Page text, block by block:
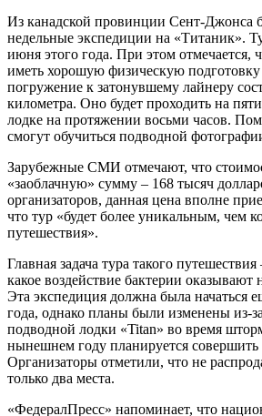
Из канадской провинции Сент-Джонса
недельные экспедиции на «Титаник».
июня этого года. При этом отмечается,
иметь хорошую физическую
погружение к затонувшему лайнеру
километра. Оно будет проходить на
лодке на протяжении восьми часов.
смогут обучиться подводной
Зарубежные СМИ отмечают, что
«заоблачную» сумму – 168 тысяч
организаторов, данная цена вполне
что тур «будет более уникальным, чем
путешествия».
Главная задача тура такого
какое воздействие бактерии оказывают
Эта экспедиция должна была начаться
года, однако планы были изменены из-
подводной лодки «Titan» во время
нынешнем году планируется совершить
Организаторы отметили, что не
только два места.
«ФедералПресс» напоминает, что